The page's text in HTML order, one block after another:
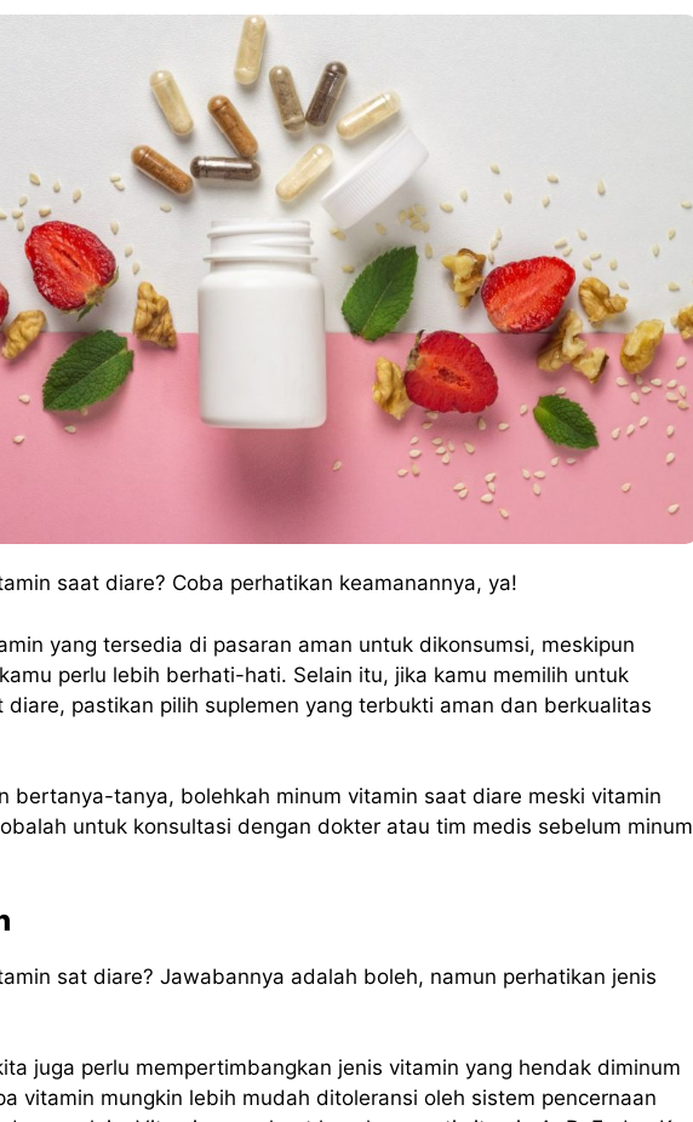
saat diare? Coba perhatikan keamanannya, ya!
yang tersedia di pasaran aman untuk dikonsumsi, meskipun
perlu lebih berhati-hati. Selain itu, jika kamu memilih untuk
diare, pastikan pilih suplemen yang terbukti aman dan berkualitas
bertanya-tanya, bolehkah minum vitamin saat diare meski vitamin
untuk konsultasi dengan dokter atau tim medis sebelum minum
sat diare? Jawabannya adalah boleh, namun perhatikan jenis
juga perlu mempertimbangkan jenis vitamin yang hendak diminum
vitamin mungkin lebih mudah ditoleransi oleh sistem pencernaan